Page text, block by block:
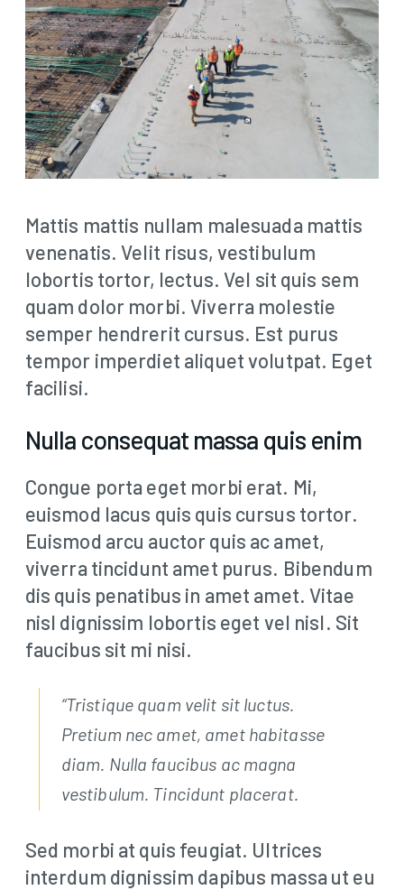
Mattis mattis nullam malesuada mattis
venenatis. Velit risus, vestibulum
lobortis tortor, lectus. Vel sit quis sem
quam dolor morbi. Viverra molestie
semper hendrerit cursus. Est purus
tempor imperdiet aliquet volutpat. Eget
facilisi.
Nulla consequat massa quis enim
Congue porta eget morbi erat. Mi,
euismod lacus quis quis cursus tortor.
Euismod arcu auctor quis ac amet,
viverra tincidunt amet purus. Bibendum
dis quis penatibus in amet amet. Vitae
nisl dignissim lobortis eget vel nisl. Sit
faucibus sit mi nisi.
“Tristique quam velit sit luctus.
Pretium nec amet, amet habitasse
diam. Nulla faucibus ac magna
vestibulum. Tincidunt placerat.
Sed morbi at quis feugiat. Ultrices
interdum dignissim dapibus massa ut eu